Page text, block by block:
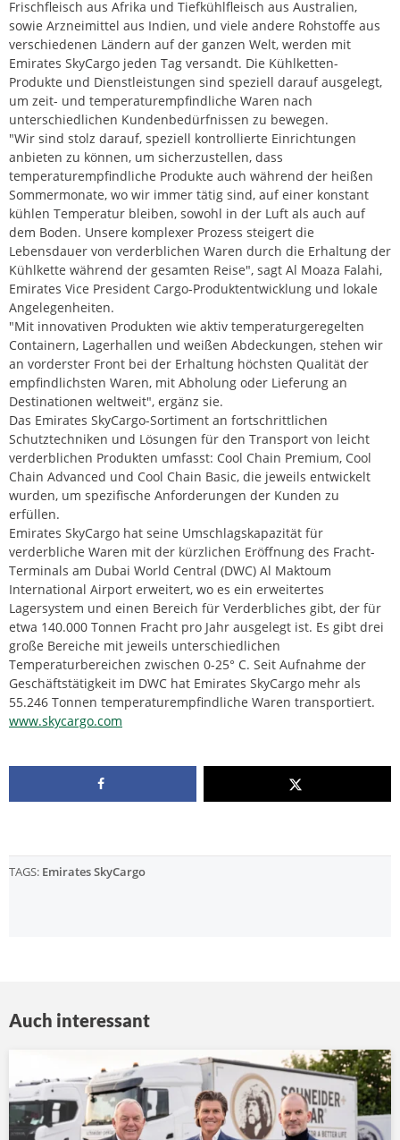
Frischfleisch aus Afrika und Tiefkühlfleisch aus Australien,
sowie Arzneimittel aus Indien, und viele andere Rohstoffe aus
verschiedenen Ländern auf der ganzen Welt, werden mit
Emirates SkyCargo jeden Tag versandt. Die Kühlketten-
Produkte und Dienstleistungen sind speziell darauf ausgelegt,
um zeit- und temperaturempfindliche Waren nach
unterschiedlichen Kundenbedürfnissen zu bewegen.
"Wir sind stolz darauf, speziell kontrollierte Einrichtungen
anbieten zu können, um sicherzustellen, dass
temperaturempfindliche Produkte auch während der heißen
Sommermonate, wo wir immer tätig sind, auf einer konstant
kühlen Temperatur bleiben, sowohl in der Luft als auch auf
dem Boden. Unsere komplexer Prozess steigert die
Lebensdauer von verderblichen Waren durch die Erhaltung der
Kühlkette während der gesamten Reise", sagt Al Moaza Falahi,
Emirates Vice President Cargo-Produktentwicklung und lokale
Angelegenheiten.
"Mit innovativen Produkten wie aktiv temperaturgeregelten
Containern, Lagerhallen und weißen Abdeckungen, stehen wir
an vorderster Front bei der Erhaltung höchsten Qualität der
empfindlichsten Waren, mit Abholung oder Lieferung an
Destinationen weltweit", ergänz sie.
Das Emirates SkyCargo-Sortiment an fortschrittlichen
Schutztechniken und Lösungen für den Transport von leicht
verderblichen Produkten umfasst: Cool Chain Premium, Cool
Chain Advanced und Cool Chain Basic, die jeweils entwickelt
wurden, um spezifische Anforderungen der Kunden zu
erfüllen.
Emirates SkyCargo hat seine Umschlagskapazität für
verderbliche Waren mit der kürzlichen Eröffnung des Fracht-
Terminals am Dubai World Central (DWC) Al Maktoum
International Airport erweitert, wo es ein erweitertes
Lagersystem und einen Bereich für Verderbliches gibt, der für
etwa 140.000 Tonnen Fracht pro Jahr ausgelegt ist. Es gibt drei
große Bereiche mit jeweils unterschiedlichen
Temperaturbereichen zwischen 0-25° C. Seit Aufnahme der
Geschäftstätigkeit im DWC hat Emirates SkyCargo mehr als
55.246 Tonnen temperaturempfindliche Waren transportiert.
www.skycargo.com
TAGS: Emirates SkyCargo
Auch interessant